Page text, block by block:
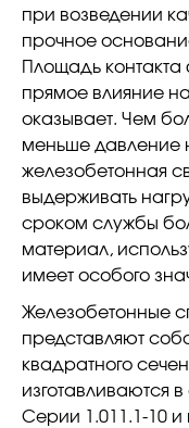
при возведении
прочное
Площадь
прямое влияние
оказывает. Чем
меньше давление
железобетонная
выдерживать
сроком службы
материал,
имеет особого
Железобетонные
представляют
квадратного
изготавливаются
Серии 1.011.1-10 и